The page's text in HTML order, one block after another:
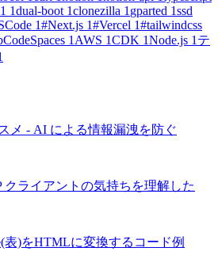
1dual-boot 1clonezilla 1 gparted 1ssd
1#Next.js 1#Vercel 1#tailwindcss
1 AWS 1CDK 1Node.js 1 テ
メ - AI による情報漏洩を防ぐ
クライアントの気持ちを理解した
表)をHTMLに変換するコード例